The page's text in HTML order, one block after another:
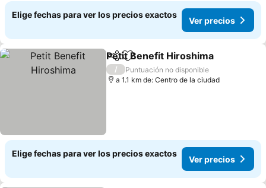
Elige fechas para ver los precios exactos
Ver precios
CompartirAgregar a favoritos
Petit Benefit Hiroshima
/
Puntuación no disponible
a 1.1 km de: Centro de la ciudad
Elige fechas para ver los precios exactos
Ver precios